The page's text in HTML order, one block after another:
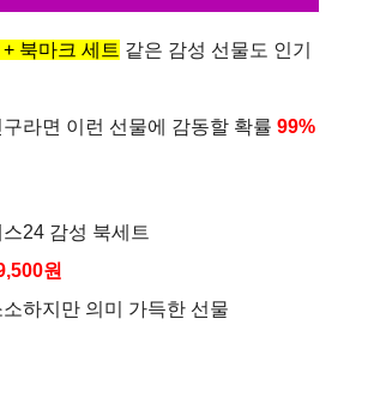
북마크 세트 같은 감성 선물도 인기
라면 이런 선물에 감동할 확률 99%
24 감성 북세트
원
소하지만 의미 가득한 선물